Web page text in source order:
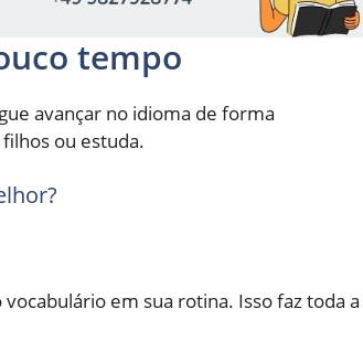
tempo
avançar no idioma de forma
ou estuda.
em sua rotina. Isso faz toda a